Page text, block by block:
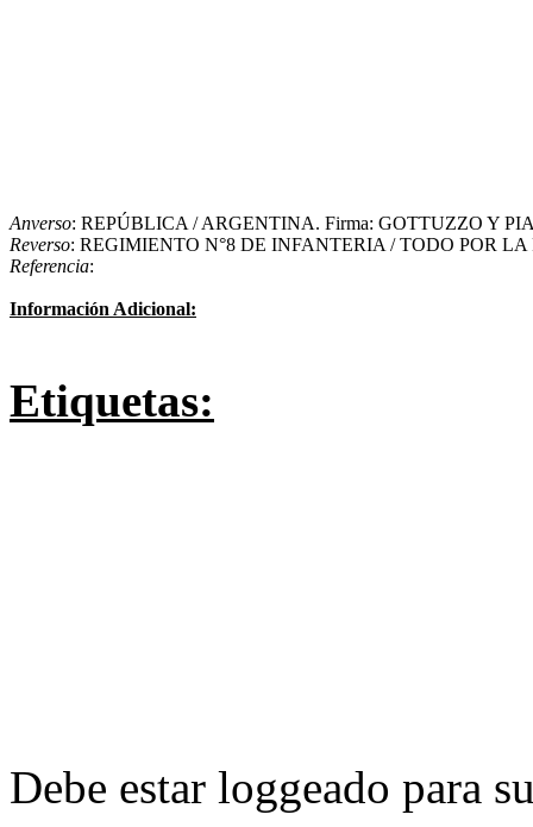
Anverso: REPÚBLICA / ARGENTINA. Firma: GOTTUZZO Y
Reverso: REGIMIENTO N°8 DE INFANTERIA / TODO POR
Referencia:
Información Adicional:
Etiquetas:
Debe estar loggeado para